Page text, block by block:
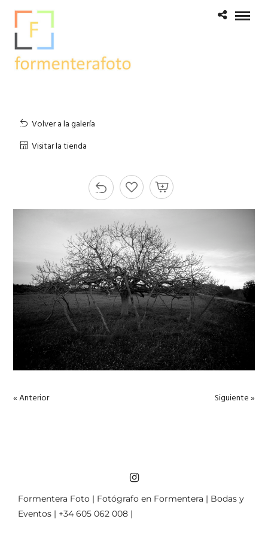
Volver a la galería
Visitar la tienda
« Anterior Siguiente »
Formentera Foto | Fotógrafo en Formentera | Bodas y
Eventos | +34 605 062 008 |